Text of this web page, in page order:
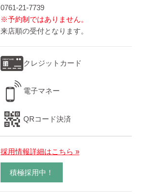
0761-21-7739
※予約制ではありません。
来店順の受付となります。
クレジットカード
電子マネー
QRコード決済
採用情報詳細はこちら »
積極採用中！